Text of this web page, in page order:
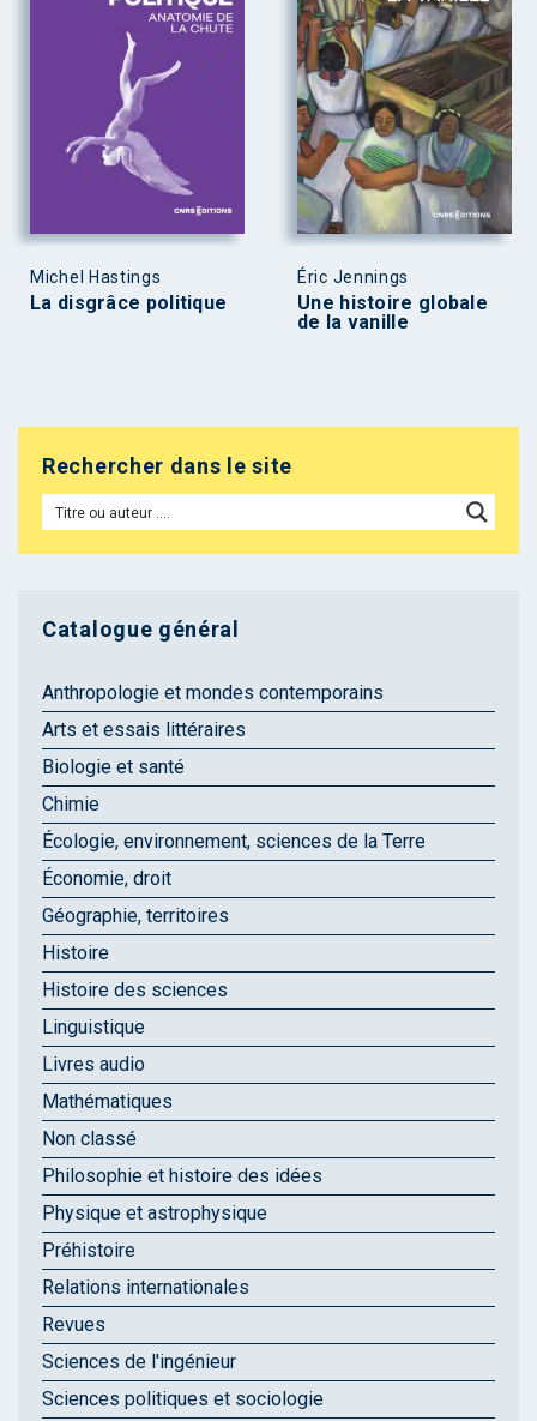
Michel Hastings
La disgrâce politique
Éric Jennings
Une histoire globale
de la vanille
Rechercher dans le site
Catalogue général
Anthropologie et mondes contemporains
Arts et essais littéraires
Biologie et santé
Chimie
Écologie, environnement, sciences de la Terre
Économie, droit
Géographie, territoires
Histoire
Histoire des sciences
Linguistique
Livres audio
Mathématiques
Non classé
Philosophie et histoire des idées
Physique et astrophysique
Préhistoire
Relations internationales
Revues
Sciences de l'ingénieur
Sciences politiques et sociologie